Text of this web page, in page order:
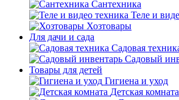
Сантехника
Теле и
Хозтовары
Для дачи и сада
Садовая
Садовый
Товары для детей
Гигиена и уход
Детская комната